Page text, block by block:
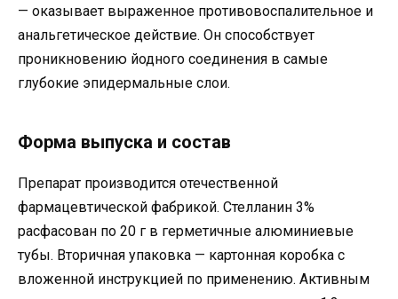
— оказывает выраженное противовоспалительное и
анальгетическое действие. Он способствует
проникновению йодного соединения в самые
глубокие эпидермальные слои.
Форма выпуска и состав
Препарат производится отечественной
фармацевтической фабрикой. Стелланин 3%
расфасован по 20 г в герметичные алюминиевые
тубы. Вторичная упаковка — картонная коробка с
вложенной инструкцией по применению. Активным